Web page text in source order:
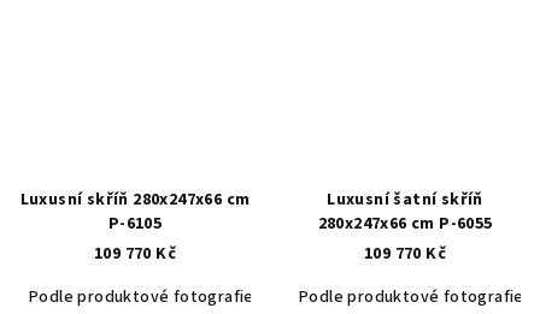
Luxusní skříň 280x247x66 cm
P-6105
109 770 Kč
Podle produktové fotografie
Akát vintage BT1551 Dub světlý
Luxusní šatní skříň
280x247x66 cm P-6055
109 770 Kč
Podle produktové fotografie